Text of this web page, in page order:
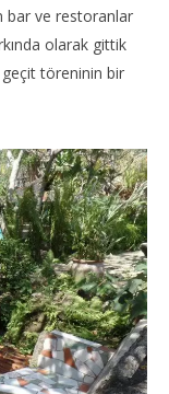
bar ve restoranlar
olarak gittik
geçit töreninin bir